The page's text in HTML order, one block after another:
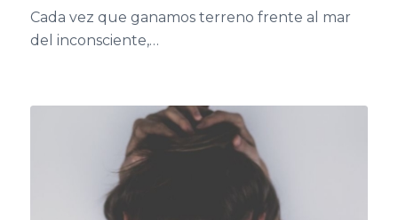
Cada vez que ganamos terreno frente al mar
del inconsciente,…